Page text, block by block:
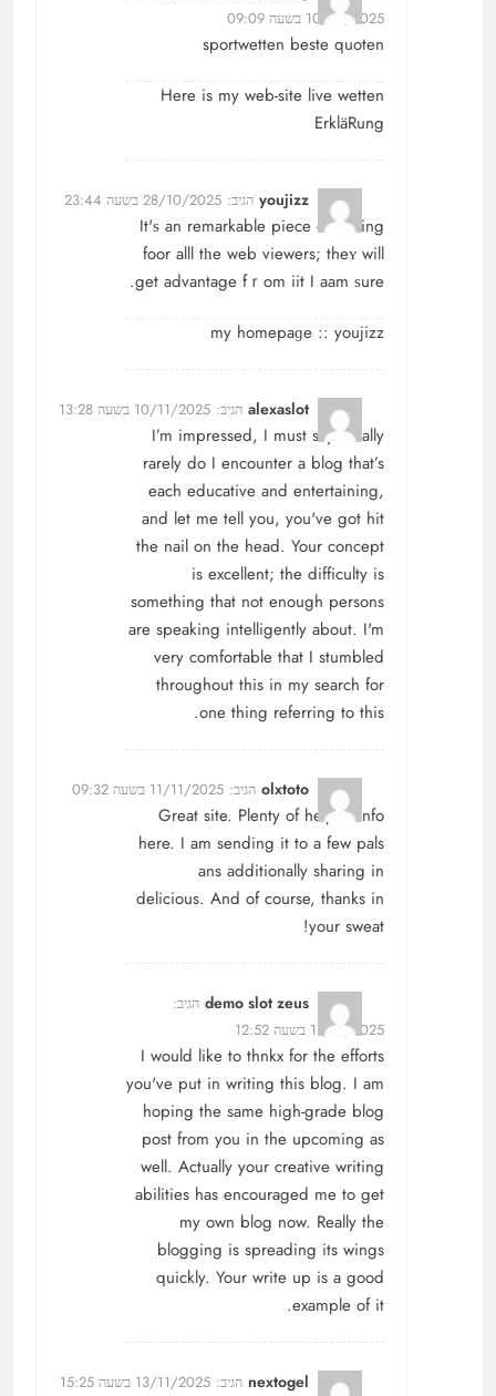
10/10/2025 בשעה 09:09
sportwetten beste quoten
Here is my web-site live wetten
ErkläRung
youjizz הגיב: 28/10/2025 בשעה 23:44
It'ѕ an remarkable piece оf writing
foor alll tһe web viewers; theʏ will
get advantage fｒom iit I aam ѕure.
my homepaɡe :: youjizz
alexaslot הגיב: 10/11/2025 בשעה 13:28
I’m impressed, I must say. Really
rarely do I encounter a blog that’s
each educative and entertaining,
and let me tell you, you've got hit
the nail on the head. Your concept
is excellent; the difficulty is
something that not enough persons
are speaking intelligently about. I'm
very comfortable that I stumbled
throughout this in my search for
one thing referring to this.
olxtoto הגיב: 11/11/2025 בשעה 09:32
Great site. Plenty of helpful info
here. I am sending it to a few pals
ans additionally sharing in
delicious. And of course, thanks in
your sweat!
demo slot zeus הגיב:
11/11/2025 בשעה 12:52
I would like to thnkx for the efforts
you've put in writing this blog. I am
hoping the same high-grade blog
post from you in the upcoming as
well. Actually your creative writing
abilities has encouraged me to get
my own blog now. Really the
blogging is spreading its wings
quickly. Your write up is a good
example of it.
nextogel הגיב: 13/11/2025 בשעה 15:25